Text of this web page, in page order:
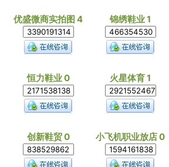
优盛微商实拍图 4 锦绣鞋业 1
恒力鞋业 0 火星体育 1
创新鞋贸 0 小飞机职业放店 0